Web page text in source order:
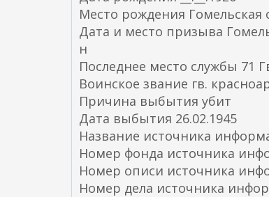
Место рождения Гомельская
Дата и место призыва
н
Последнее место службы 71
Воинское звание гв.
Причина выбытия убит
Дата выбытия 26.02.1945
Название источника
Номер фонда источника
Номер описи источника
Номер дела источника